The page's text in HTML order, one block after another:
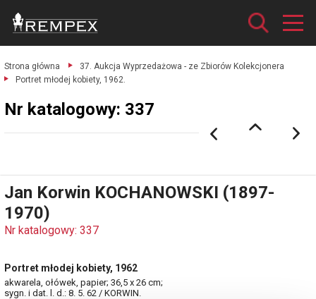
Strona główna
37. Aukcja Wyprzedażowa - ze Zbiorów Kolekcjonera
Portret młodej kobiety, 1962.
Nr katalogowy: 337
Jan Korwin KOCHANOWSKI (1897-
1970)
Nr katalogowy: 337
Portret młodej kobiety, 1962
akwarela, ołówek, papier; 36,5 x 26 cm;
sygn. i dat. l. d.: 8. 5. 62 / KORWIN.